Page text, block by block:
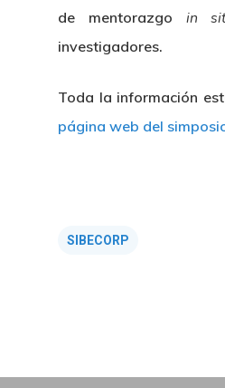
de mentorazgo in
investigadores.
Toda la información
página web del
SIBECORP